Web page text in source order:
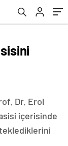
Dr. Erol
içerisinde